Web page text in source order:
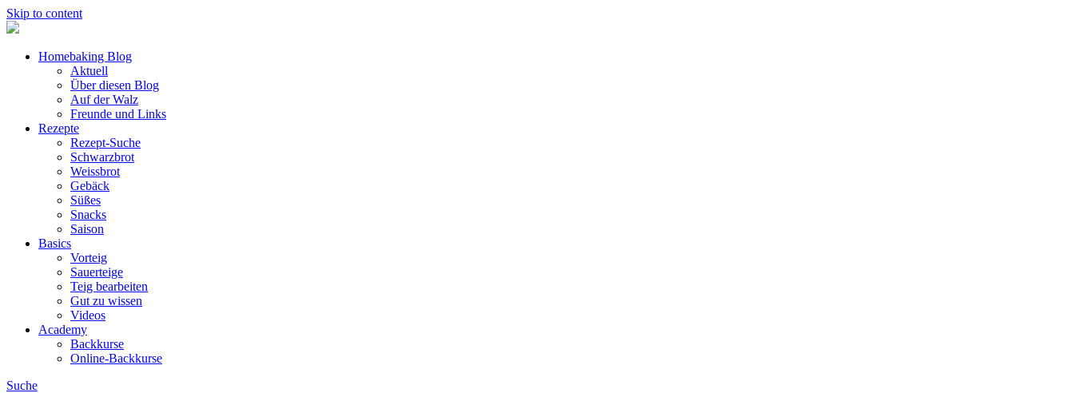
Skip to content
Homebaking Blog
Aktuell
Über diesen Blog
Auf der Walz
Freunde und Links
Rezepte
Rezept-Suche
Schwarzbrot
Weissbrot
Gebäck
Süßes
Snacks
Saison
Basics
Vorteig
Sauerteige
Teig bearbeiten
Gut zu wissen
Videos
Academy
Backkurse
Online-Backkurse
Suche